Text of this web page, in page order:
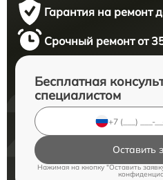
Гарантия на ремонт
Срочный ремонт от
Бесплатная
специалистом
Оставить
Нажимая на кнопку "Оставить